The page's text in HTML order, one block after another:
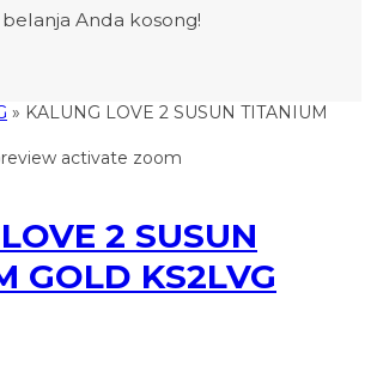
Anda kosong!
» KALUNG LOVE 2 SUSUN TITANIUM
activate zoom
2 SUSUN
GOLD KS2LVG